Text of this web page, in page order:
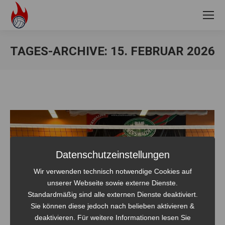
TAGES-ARCHIVE: 15. FEBRUAR 2026
Datenschutzeinstellungen
Wir verwenden technisch notwendige Cookies auf
unserer Webseite sowie externe Dienste.
Standardmäßig sind alle externen Dienste deaktiviert.
Sie können diese jedoch nach belieben aktivieren &
deaktivieren. Für weitere Informationen lesen Sie